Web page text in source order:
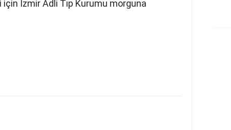
için İzmir Adli Tıp Kurumu morguna